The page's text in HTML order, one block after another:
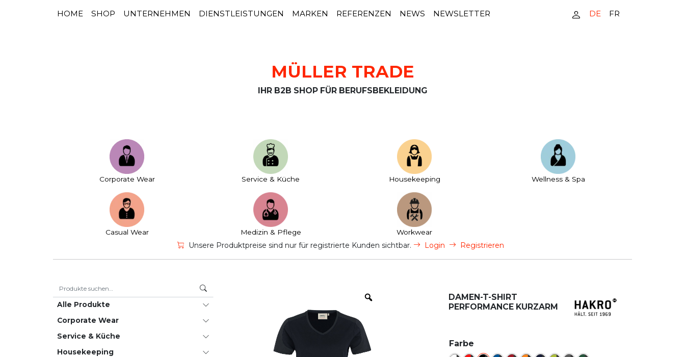
HAUPTNAVIGATION
HOME SHOP UNTERNEHMEN DIENSTLEISTUNGEN MARKEN REFERENZEN NEWS NEWSLETTER DE FR
MÜLLER TRADE
IHR B2B SHOP FÜR BERUFSBEKLEIDUNG
Corporate Wear Service & Küche House­keeping Wellness & Spa
Casual Wear Medizin & Pflege Workwear
Unsere Produktpreise sind nur für registrierte Kunden sichtbar. Login Registrieren
Alle Produkte
Corporate Wear
Service & Küche
House­keeping
DAMEN-T-SHIRT
PERFORMANCE KURZARM
Farbe